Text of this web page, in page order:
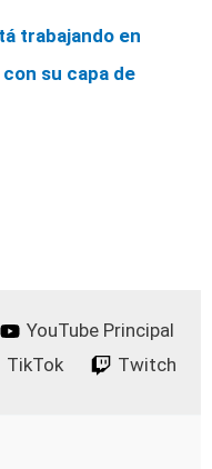
trabajando en
su capa de
YouTube Principal
TikTok Twitch